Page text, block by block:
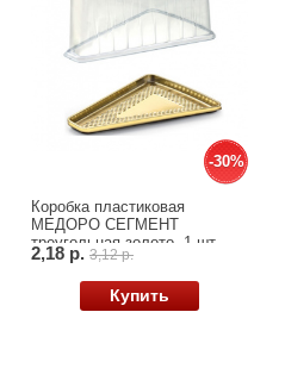
-30%
-30%
Коробка пластиковая
МЕДОРО СЕГМЕНТ
треугольная золото, 1 шт.
2,18 р. 3,12 р.
Купить